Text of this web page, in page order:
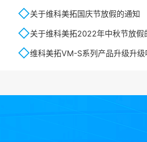
关于维科美拓国庆节放假的通知
关于维科美拓2022年中秋节放假
维科美拓VM-S系列产品升级升级